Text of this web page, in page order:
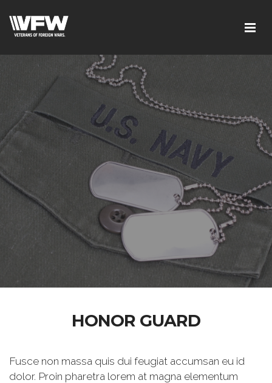
HONOR GUARD
Fusce non massa quis dui feugiat accumsan eu id
dolor. Proin pharetra lorem at magna elementum